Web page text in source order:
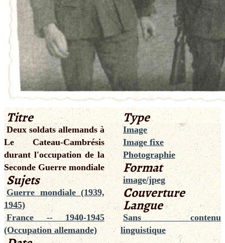
Titre
Deux soldats allemands à
Le Cateau-Cambrésis
durant l'occupation de la
Seconde Guerre mondiale
Sujets
Guerre mondiale (1939,
1945)
France -- 1940-1945
(Occupation allemande)
Type
Image
Image fixe
Photographie
Format
image/jpeg
Couverture
Langue
Sans contenu
linguistique